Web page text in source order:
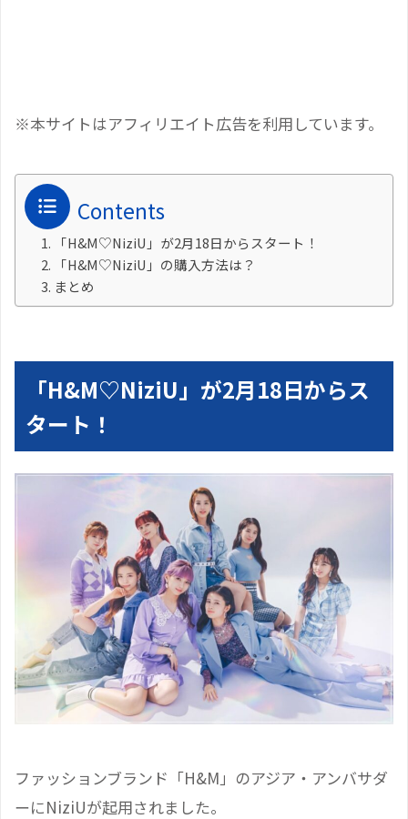
※本サイトはアフィリエイト広告を利用しています。
Contents
「H&M♡NiziU」が2月18日からスタート！
「H&M♡NiziU」の購入方法は？
まとめ
「H&M♡NiziU」が2月18日からス
タート！
ファッションブランド「H&M」のアジア・アンバサダ
ーにNiziUが起用されました。